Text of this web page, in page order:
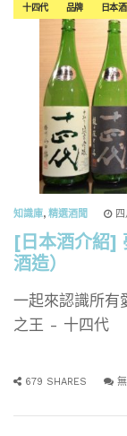
十四代 品牌 日本酒
知識庫, 精選酒聞 四
[日本酒介紹]
酒造）
一起來認識所有
之王 - 十四代
679 SHARES